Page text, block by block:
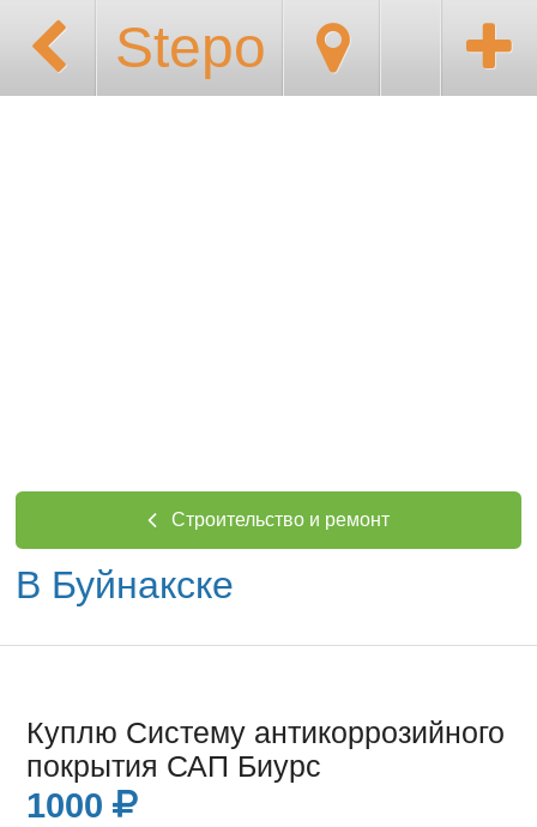
Stepo
Строительство и ремонт
В Буйнакске
Куплю Систему антикоррозийного
покрытия САП Биурс
1000